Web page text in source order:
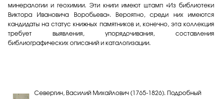
минералогии и геохимии. Эти книги имеют штамп «Из библиотеки
Виктора Ивановича Воробьева». Вероятно, среди них имеются
кандидаты на статус книжных памятников и, конечно, эта коллекция
требует выявления, упорядочивания, составления
библиографических описаний и каталогизации.
Севергин, Василий Михайлович (1765-1826). Подробный